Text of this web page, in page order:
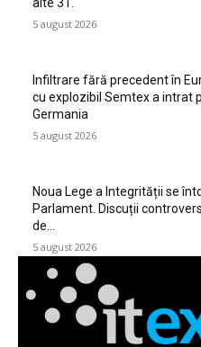
5 august 2026
Infiltrare fără precedent în
cu explozibil Semtex a intrat
Germania
5 august 2026
Noua Lege a Integrității se
Parlament. Discuții
de…
5 august 2026